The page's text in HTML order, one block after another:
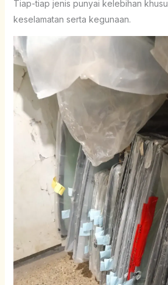
Tiap-tiap jenis punyai kelebihan
keselamatan serta kegunaan.